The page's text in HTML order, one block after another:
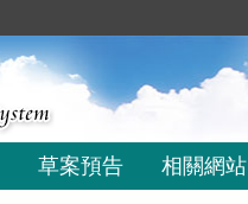
草案預告 相關網站